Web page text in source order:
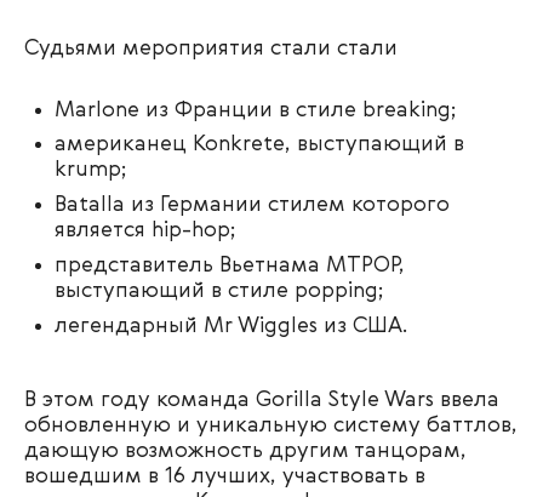
Судьями мероприятия стали стали
Marlone из Франции в стиле breaking;
американец Konkrete, выступающий в
krump;
Batalla из Германии стилем которого
является hip-hop;
представитель Вьетнама MTPOP,
выступающий в стиле popping;
легендарный Mr Wiggles из США.
В этом году команда Gorilla Style Wars ввела
обновленную и уникальную систему баттлов,
дающую возможность другим танцорам,
вошедшим в 16 лучших, участвовать в